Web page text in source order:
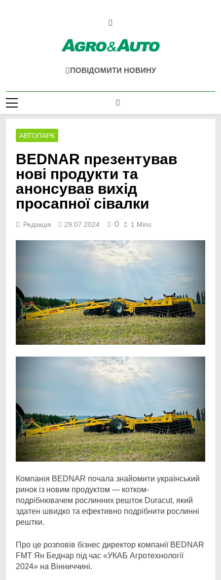
Agro & Auto
ПОВІДОМИТИ НОВИНУ
АВТОПАРК
BEDNAR презентував
нові продукти та
анонсував вихід
просапної сівалки
Редакція 29.07.2024 0 1 Mins
Компанія BEDNAR почала знайомити український
ринок із новим продуктом — котком-
подрібнювачем рослинних решток Duracut, який
здатен швидко та ефективно подрібнити рослинні
рештки.
Про це розповів бізнес директор компанії BEDNAR
FMT Ян Беднар під час «УКАБ Агротехнології
2024» на Вінниччині.